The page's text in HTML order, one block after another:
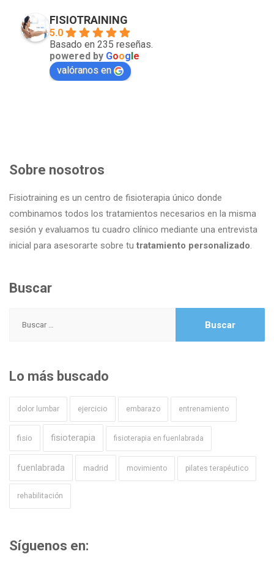
FISIOTRAINING
5.0
Basado en 235 reseñas.
powered by Google
valóranos en
Sobre nosotros
Fisiotraining es un centro de fisioterapia único donde
combinamos todos los tratamientos necesarios en la misma
sesión y evaluamos tu cuadro clínico mediante una entrevista
inicial para asesorarte sobre tu tratamiento personalizado.
Buscar
Lo más buscado
dolor lumbar ejercicio embarazo entrenamiento
fisio fisioterapia fisioterapia en fuenlabrada
fuenlabrada madrid movimiento pilates terapéutico
rehabilitación
Síguenos en: